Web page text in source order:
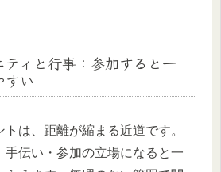
ティと行事：参加すると一
すい
は、距離が縮まる近道です。
手伝い・参加の立場になると一